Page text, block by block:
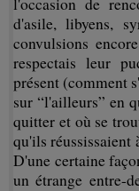
l'occasion de
d'asile, libyens,
convulsions
respectais leur
présent (comment
sur “l'ailleurs” en
quitter et où se
qu'ils réussissaient
D'une certaine
un étrange entre-